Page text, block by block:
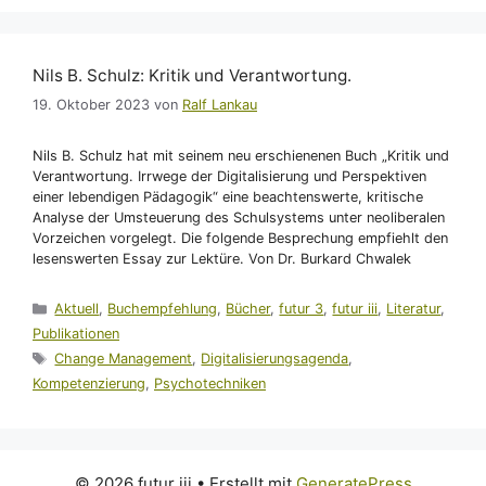
Nils B. Schulz: Kritik und Verantwortung.
19. Oktober 2023 von Ralf Lankau
Nils B. Schulz hat mit seinem neu erschienenen Buch „Kritik und
Verantwortung. Irrwege der Digitalisierung und Perspektiven
einer lebendigen Pädagogik“ eine beachtenswerte, kritische
Analyse der Umsteuerung des Schulsystems unter neoliberalen
Vorzeichen vorgelegt. Die folgende Besprechung empfiehlt den
lesenswerten Essay zur Lektüre. Von Dr. Burkard Chwalek
Kategorien
Aktuell, Buchempfehlung, Bücher,futur 3,futur iii, Literatur,
Publikationen
Schlagwörter
Change Management, Digitalisierungsagenda,
Kompetenzierung, Psychotechniken